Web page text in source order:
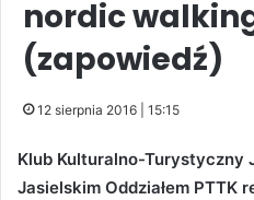
nordic
(zapowiedź)
12 sierpnia 2016 | 15:15
Klub Kulturalno-Turystyczny
Jasielskim Oddziałem PTTK